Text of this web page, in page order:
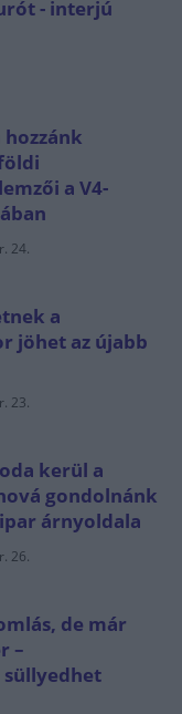
- interjú
a V4-
24.
a
jöhet az újabb
23.
kerül a
gondolnánk
árnyoldala
26.
de már
–
süllyedhet